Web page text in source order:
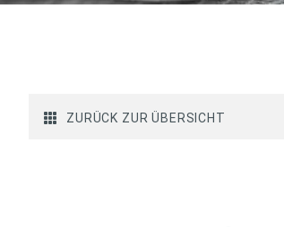
ZURÜCK ZUR ÜBERSICHT